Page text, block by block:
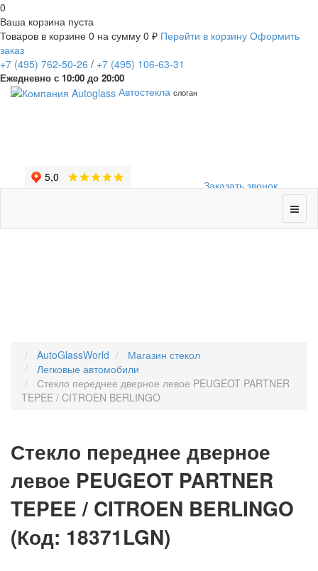
0
Ваша корзина пуста
Товаров в корзине 0 на сумму 0 ₽ Перейти в корзину Оформить
заказ
+7 (495) 762-50-26 / +7 (495) 106-63-31
Ежедневно с 10:00 до 20:00
Заказать звонок
Автостекла слоган
AutoGlassWorld
Магазин стекол
Легковые автомобили
Стекло переднее дверное левое PEUGEOT PARTNER
TEPEE / CITROEN BERLINGO
Стекло переднее дверное
левое PEUGEOT PARTNER
TEPEE / CITROEN BERLINGO
(Код: 18371LGN)